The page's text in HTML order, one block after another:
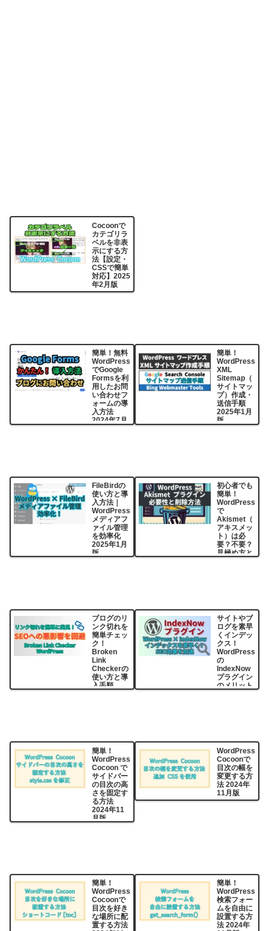
Cocoonで
カテゴリラ
ベルを非表
示にする方
法【設定・
CSSで簡単
対応】2025
年2月版
簡単！無料
WordPress
でGoogle
Formsを利
用したお問
い合わせフ
ォームの導
入方法
2024年7月
版
簡単！
WordPress
XML
Sitemap（
サイトマッ
プ）作成・
送信手順
2025年1月
版
FileBirdの
使い方と導
入方法｜
WordPress
メディアフ
ァイル管理
を効率化
2025年1月
版
初心者でも
簡単！
WordPress
で
Akismet（
アキスメッ
ト）は必
要？不要？
見極め方と
ブログのリ
ンク切れを
簡単チェッ
ク！
Broken
Link
Checkerの
使い方と導
入手順
サイトやブ
ログを素早
くインデッ
クス！
WordPress
の
IndexNow
プラグイン
のメリット
簡単！
WordPress
Cocoon で
サイドバー
の目次の高
さを固定す
る方法
2024年11
月版
WordPress
Cocoonで
目次の幅を
変更する方
法 2024年
11月版
簡単！
WordPress
Cocoonで
目次を好き
な場所に配
置する方法
簡単！
WordPress
検索フォー
ムを自由に
設置する方
法 2024年